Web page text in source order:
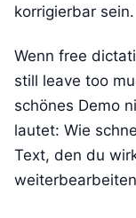
korrigierbar sein.
Wenn free
still leave too
schönes Demo
lautet: Wie
Text, den du